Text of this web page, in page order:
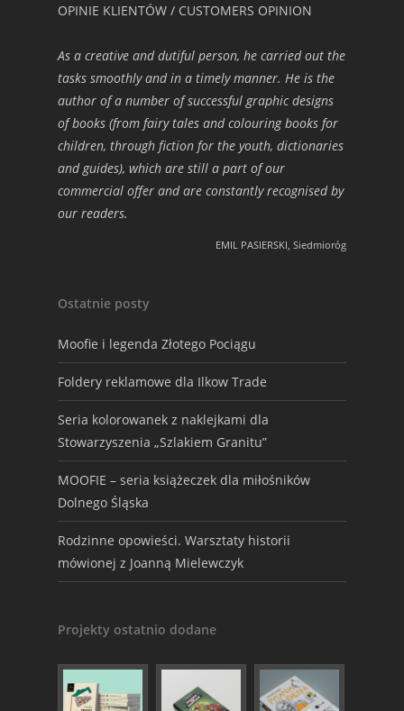
OPINIE KLIENTÓW / CUSTOMERS OPINION
As a creative and dutiful person, he carried out the
tasks smoothly and in a timely manner. He is the
author of a number of successful graphic designs
of books (from fairy tales and colouring books for
children, through fiction for the youth, dictionaries
and guides), which are still a part of our
commercial offer and are constantly recognised by
our readers.
EMIL PASIERSKI, Siedmioróg
Ostatnie posty
Moofie i legenda Złotego Pociągu
Foldery reklamowe dla Ilkow Trade
Seria kolorowanek z naklejkami dla
Stowarzyszenia „Szlakiem Granitu”
MOOFIE – seria książeczek dla miłośników
Dolnego Śląska
Rodzinne opowieści. Warsztaty historii
mówionej z Joanną Mielewczyk
Projekty ostatnio dodane